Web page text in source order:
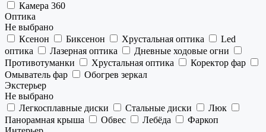
Камера 360
Оптика
Не выбрано
Ксенон
Биксенон Хрустальная оптика
Led
оптика
Лазерная оптика
Дневные ходовые огни
Противотуманки
Хрустальная оптика
Коректор фар
Омыватель фар
Обогрев зеркал
Экстерьер
Не выбрано
Легкосплавные диски
Стальные диски
Люк
Панорамная крыша
Обвес Лебёда
Фаркоп